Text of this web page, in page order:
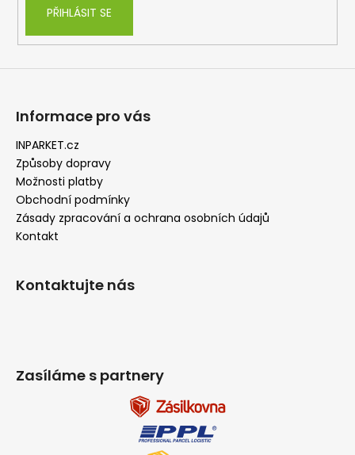
PŘIHLÁSIT SE
Informace pro vás
INPARKET.cz
Způsoby dopravy
Možnosti platby
Obchodní podmínky
Zásady zpracování a ochrana osobních údajů
Kontakt
Kontaktujte nás
Zasíláme s partnery